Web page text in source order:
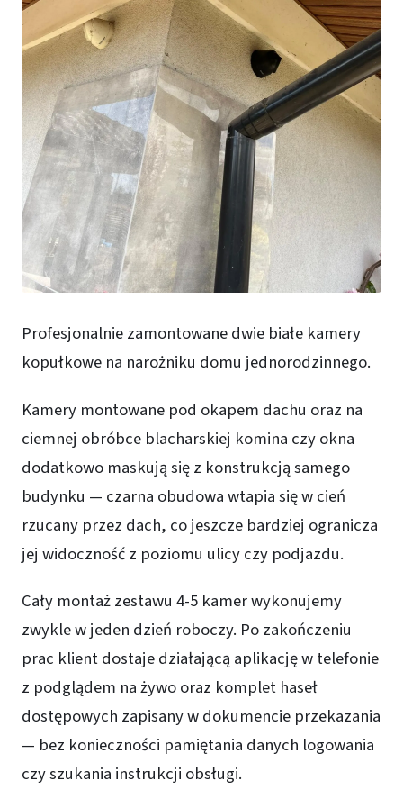
Profesjonalnie zamontowane dwie białe kamery
kopułkowe na narożniku domu jednorodzinnego.
Kamery montowane pod okapem dachu oraz na
ciemnej obróbce blacharskiej komina czy okna
dodatkowo maskują się z konstrukcją samego
budynku — czarna obudowa wtapia się w cień
rzucany przez dach, co jeszcze bardziej ogranicza
jej widoczność z poziomu ulicy czy podjazdu.
Cały montaż zestawu 4-5 kamer wykonujemy
zwykle w jeden dzień roboczy. Po zakończeniu
prac klient dostaje działającą aplikację w telefonie
z podglądem na żywo oraz komplet haseł
dostępowych zapisany w dokumencie przekazania
— bez konieczności pamiętania danych logowania
czy szukania instrukcji obsługi.